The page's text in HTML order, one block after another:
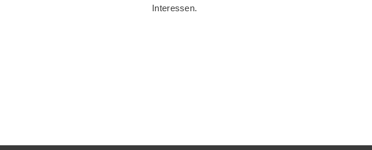
Interessen.